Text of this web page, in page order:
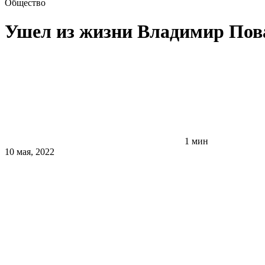
Общество
Ушел из жизни Владимир
1 мин
10 мая, 2022